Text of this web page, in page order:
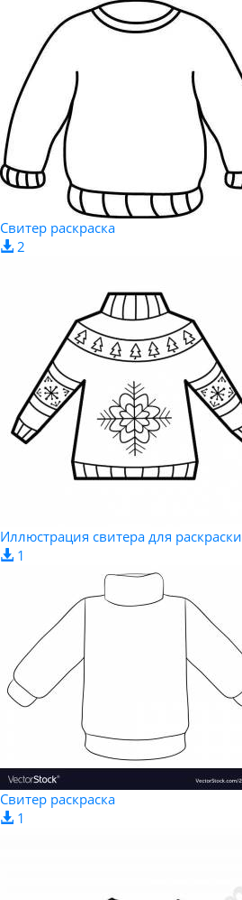
Свитер раскраска
2
Иллюстрация свитера для раскраски
1
Свитер раскраска
1